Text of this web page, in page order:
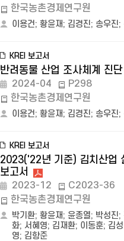
한국농촌경제연구원
이용건; 황윤재; 김경진; 송우진;
KREI 보고서
반려동물 산업 조사체계 진
2024-04
P298
한국농촌경제연구원
이용건; 황윤재; 김경진; 송우진;
KREI 보고서
2023('22년 기준) 김치산업
보고서
2023-12
C2023-36
한국농촌경제연구원
박기환; 황윤재; 윤종열; 박성진;
화; 서혜영; 김재환; 이동훈; 김
영; 김항준